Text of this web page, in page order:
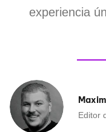
experiencia
Editor